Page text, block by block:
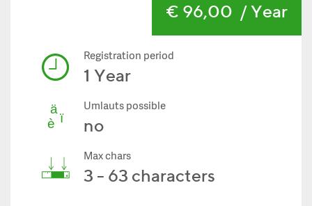
€ 96,00 / Year
Registration period
1 Year
Umlauts possible
no
Max chars
3 - 63 characters